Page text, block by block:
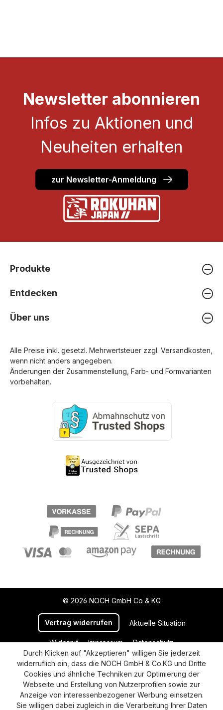
Newsletter abonnieren
Infos zu Aktionen und
Neuheiten erhalten
zur Newsletter-Anmeldung
Produkte
Entdecken
Über uns
Alle Preise inkl. gesetzl. Mehrwertsteuer zzgl. Versandkosten
wenn nicht anders angegeben.
Änderungen der Zusammenstellung, Farb- und Formvarianten
vorbehalten.
© 2026 NOCH GmbH Co & KG
Vertrag widerrufen Aktuelle Situation
Widerruf Impressum
Datenschutz
Versand und Zahlung
AGB
Cookie-Einstellungen
Barrierefreiheitserklärung
Durch Klicken auf "Akzeptieren" willigen Sie jederzeit
widerruflich ein, dass die NOCH GmbH & Co.KG und Dritte
Cookies und ähnliche Techniken zur Optimierung der
Webseite und Erstellung von Nutzerprofilen sowie zur
Anzeige von interessenbezogener Werbung einsetzen.
Sie willigen dabei zugleich in die Verarbeitung Ihrer Daten